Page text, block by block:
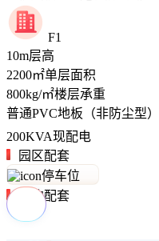
F1
10m层高
2200㎡单层面积
800kg/㎡楼层承重
普通PVC地板（非防尘型）
200KVA现配电
园区配套
停车位
周边配套